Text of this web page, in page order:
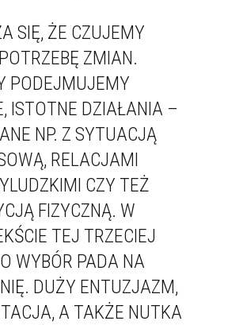
SIĘ, ŻE CZUJEMY
ZMIAN.
PODEJMUJEMY
ISTOTNE DZIAŁANIA –
NP. Z SYTUACJĄ
RELACJAMI
CZY TEŻ
FIZYCZNĄ. W
TEJ TRZECIEJ
WYBÓR PADA NA
DUŻY ENTUZJAZM,
A TAKŻE NUTKA